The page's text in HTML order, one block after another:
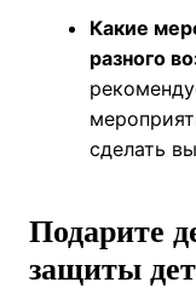
Какие
разного
сделать
Подарите
защиты